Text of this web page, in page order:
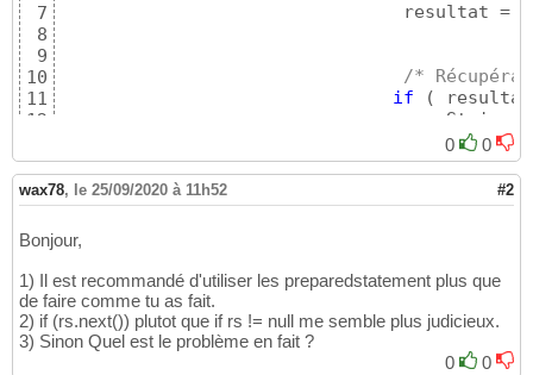
7
8
9
10
11
12
14
15
16
resultat
/*
if
(
			            res=
0 0
wax78, le 25/09/2020 à 11h52 #2
Bonjour,
1) Il est recommandé d'utiliser les preparedstatement plus que
de faire comme tu as fait.
2) if (rs.next()) plutot que if rs != null me semble plus judicieux.
3) Sinon Quel est le problème en fait ?
0
0